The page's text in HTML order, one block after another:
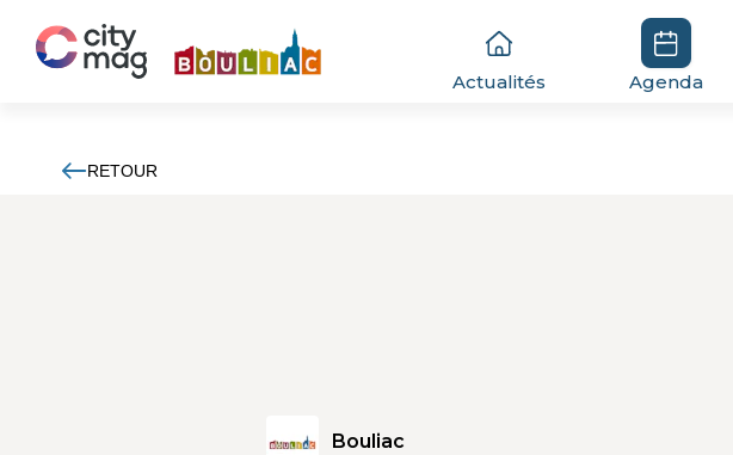
Actualités Agenda
RETOUR
Bouliac